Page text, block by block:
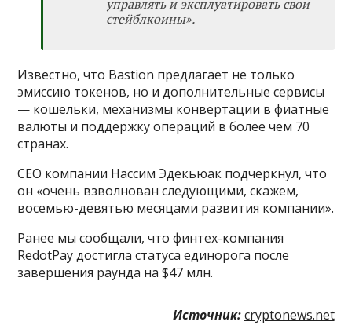
управлять и эксплуатировать свои
стейблкоины».
Известно, что Bastion предлагает не только
эмиссию токенов, но и дополнительные сервисы
— кошельки, механизмы конвертации в фиатные
валюты и поддержку операций в более чем 70
странах.
СЕО компании Нассим Эдекьюак подчеркнул, что
он «очень взволнован следующими, скажем,
восемью-девятью месяцами развития компании».
Ранее мы сообщали, что финтех-компания
RedotPay достигла статуса единорога после
завершения раунда на $47 млн.
Источник: cryptonews.net